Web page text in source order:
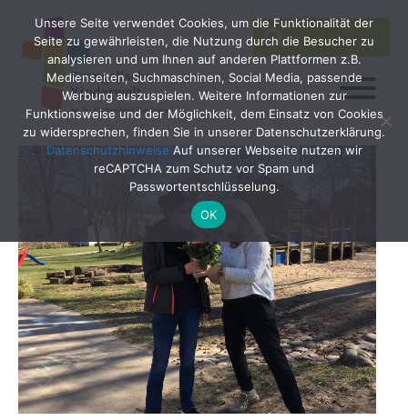
Search
for:
SEARCH
Unsere Seite verwendet Cookies, um die Funktionalität der
Seite zu gewährleisten, die Nutzung durch die Besucher zu
analysieren und um Ihnen auf anderen Plattformen z.B.
Medienseiten, Suchmaschinen, Social Media, passende
Werbung auszuspielen. Weitere Informationen zur
Funktionsweise und der Möglichkeit, dem Einsatz von Cookies
zu widersprechen, finden Sie in unserer Datenschutzerklärung.
Datenschutzhinweise Auf unserer Webseite nutzen wir
reCAPTCHA zum Schutz vor Spam und
Passwortentschlüsselung.
OK